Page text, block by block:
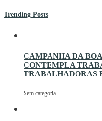
Trending Posts
CAMPANHA DA
CONTEMPLA
TRABALHADORAS
Sem categoria